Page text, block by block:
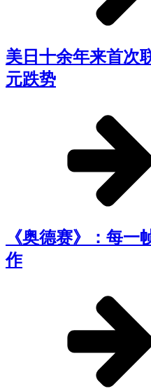
美日十余年来首次
元跌势
《奥德赛》：每
作